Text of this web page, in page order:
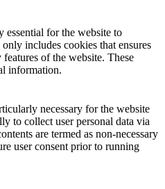
essential for the website to
includes cookies that ensures
of the website. These
information.
necessary for the website
to collect user personal data via
are termed as non-necessary
user consent prior to running